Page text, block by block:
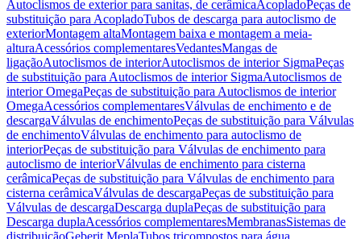
Autoclismos de exterior para sanitas, de cerâmicaAcopladoPeças de
substituição para AcopladoTubos de descarga para autoclismo de
exteriorMontagem altaMontagem baixa e montagem a meia-
alturaAcessórios complementaresVedantesMangas de
ligaçãoAutoclismos de interiorAutoclismos de interior SigmaPeças
de substituição para Autoclismos de interior SigmaAutoclismos de
interior OmegaPeças de substituição para Autoclismos de interior
OmegaAcessórios complementaresVálvulas de enchimento e de
descargaVálvulas de enchimentoPeças de substituição para Válvulas
de enchimentoVálvulas de enchimento para autoclismo de
interiorPeças de substituição para Válvulas de enchimento para
autoclismo de interiorVálvulas de enchimento para cisterna
cerâmicaPeças de substituição para Válvulas de enchimento para
cisterna cerâmicaVálvulas de descargaPeças de substituição para
Válvulas de descargaDescarga duplaPeças de substituição para
Descarga duplaAcessórios complementaresMembranasSistemas de
distribuiçãoGeberit MeplaTubos tricompostos para água